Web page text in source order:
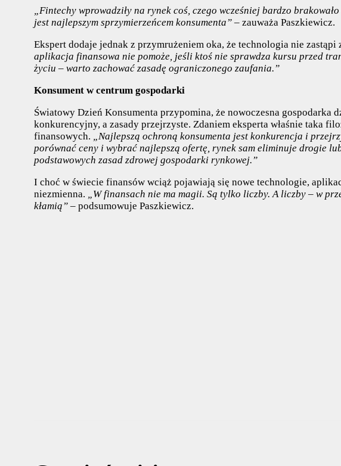
„Fintechy wprowadziły na rynek coś, czego wcześniej bardzo
jest najlepszym sprzymierzeńcem konsumenta” – zauważa Paszkiewicz.
Ekspert dodaje jednak z przymrużeniem oka, że technologia nie zastąpi
aplikacja finansowa nie pomoże, jeśli ktoś nie sprawdza kursu przed
życiu – warto zachować zasadę ograniczonego zaufania.”
Konsument w centrum gospodarki
Światowy Dzień Konsumenta przypomina, że nowoczesna gospodarka
konkurencyjny, a zasady przejrzyste. Zdaniem eksperta właśnie taka
finansowych.
„Najlepszą ochroną konsumenta jest konkurencja i
porównać ceny i wybrać najlepszą ofertę, rynek sam eliminuje drogie
podstawowych zasad zdrowej gospodarki rynkowej.”
I choć w świecie finansów wciąż pojawiają się nowe technologie,
niezmienna.
„W finansach nie ma magii. Są tylko liczby. A liczby – w
kłamią” – podsumowuje Paszkiewicz.